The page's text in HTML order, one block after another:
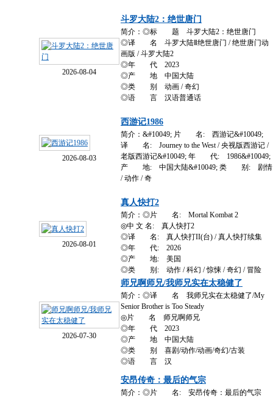
2026-08-04
斗罗大陆2：绝世唐门
简介：◎标 题 斗罗大陆2：绝世唐门
◎译 名 斗罗大陆Ⅱ绝世唐门 / 绝世唐门动
画版 / 斗罗大陆2
◎年 代 2023
◎产 地 中国大陆
◎类 别 动画 / 奇幻
◎语 言 汉语普通话
2026-08-03
西游记1986
简介：&#10049; 片 名: 西游记&#10049;
译 名: Journey to the West / 央视版西游记 /
老版西游记&#10049; 年 代: 1986&#10049;
产 地: 中国大陆&#10049; 类 别: 剧情
/ 动作 / 奇
2026-08-01
真人快打2
简介：◎片 名: Mortal Kombat 2
◎中 文 名: 真人快打2
◎译 名: 真人快打II(台) / 真人快打续集
◎年 代: 2026
◎产 地: 美国
◎类 别: 动作 / 科幻 / 惊悚 / 奇幻 / 冒险
2026-07-30
师兄啊师兄/我师兄实在太稳健了
简介：◎译 名 我师兄实在太稳健了/My
Senior Brother is Too Steady
◎片 名 师兄啊师兄
◎年 代 2023
◎产 地 中国大陆
◎类 别 喜剧/动作/动画/奇幻/古装
◎语 言 汉
安昂传奇：最后的气宗
简介：◎片 名: 安昂传奇：最后的气宗